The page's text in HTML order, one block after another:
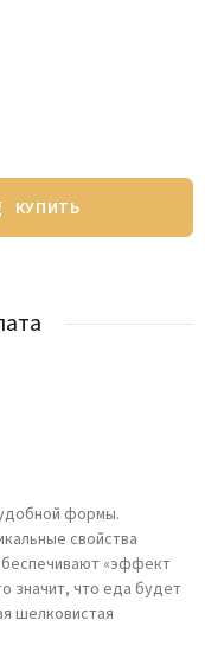
КУПИТЬ
формы.
свойства
«эффект
значит, что еда будет
шелковистая